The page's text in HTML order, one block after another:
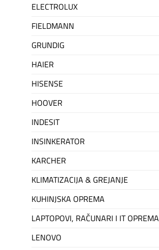
ELECTROLUX
FIELDMANN
GRUNDIG
HAIER
HISENSE
HOOVER
INDESIT
INSINKERATOR
KARCHER
KLIMATIZACIJA & GREJANJE
KUHINJSKA OPREMA
LAPTOPOVI, RAČUNARI I IT OPREMA
LENOVO